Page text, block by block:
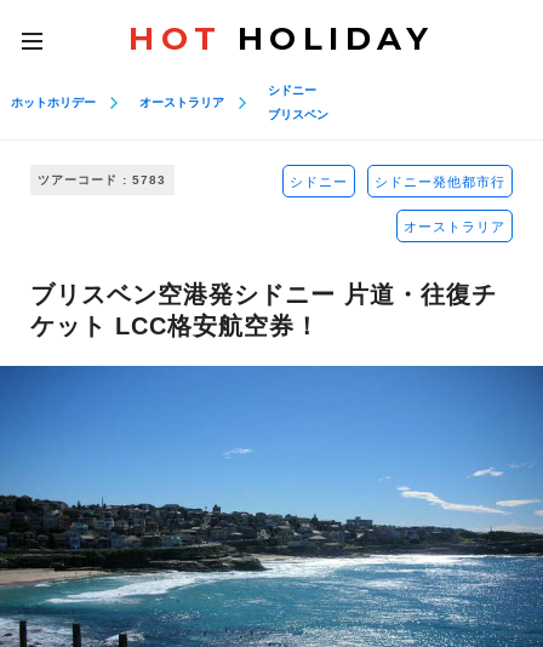
toggle
navigation
HOT HOLIDAY
ホットホリデー オーストラリア
シドニー
ブリスベン
ツアーコード : 5783 シドニー シドニー発他都市行
オーストラリア
ブリスベン空港発シドニー 片道・往復チ
ケット LCC格安航空券！